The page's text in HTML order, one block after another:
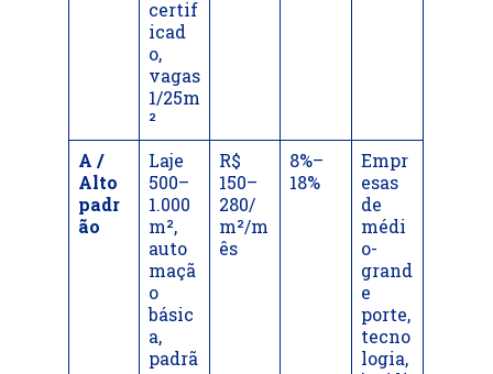
certif
icad
o,
vagas
1/25m
²
A /
Alto
padr
ão
Laje
500–
1.000
m²,
auto
maçã
o
básic
a,
padrã
R$
150–
280/
m²/m
ês
8%–
18%
Empr
esas
de
médi
o-
grand
e
porte,
tecno
logia,